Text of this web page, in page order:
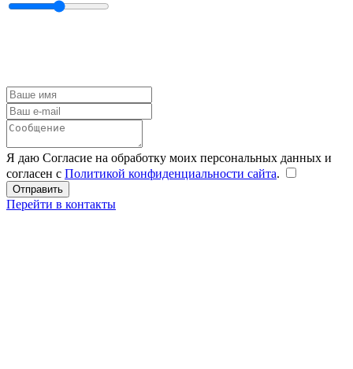
Я даю Согласие на обработку моих персональных данных и
согласен с Политикой конфиденциальности сайта.
Перейти в контакты